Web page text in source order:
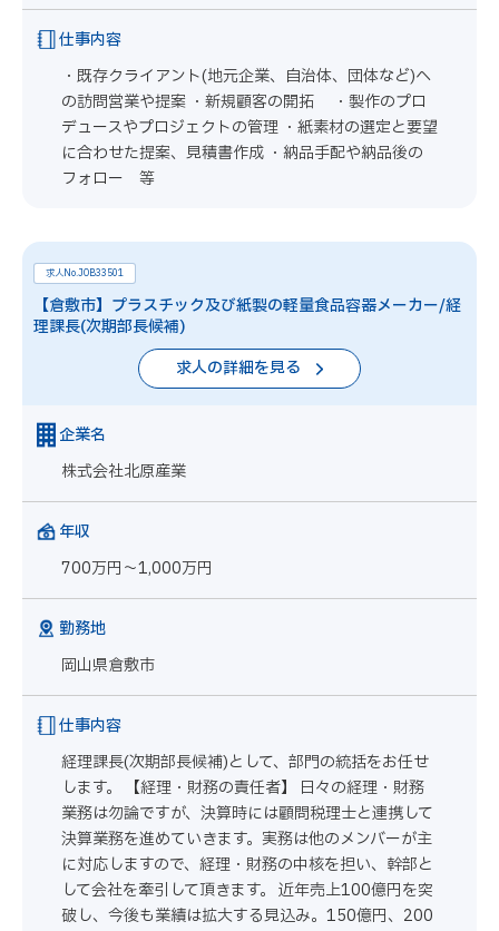
仕事内容
・既存クライアント(地元企業、自治体、団体など)へ
の訪問営業や提案 ・新規顧客の開拓 ・製作のプロ
デュースやプロジェクトの管理 ・紙素材の選定と要望
に合わせた提案、見積書作成 ・納品手配や納品後の
フォロー 等
求人No.JOB33501
【倉敷市】プラスチック及び紙製の軽量食品容器メーカー/経
理課長(次期部長候補)
求人の詳細を見る
企業名
株式会社北原産業
年収
700万円～1,000万円
勤務地
岡山県倉敷市
仕事内容
経理課長(次期部長候補)として、部門の統括をお任せ
します。 【経理・財務の責任者】 日々の経理・財務
業務は勿論ですが、決算時には顧問税理士と連携して
決算業務を進めていきます。実務は他のメンバーが主
に対応しますので、経理・財務の中核を担い、幹部と
して会社を牽引して頂きます。 近年売上100億円を突
破し、今後も業績は拡大する見込み。150億円、200